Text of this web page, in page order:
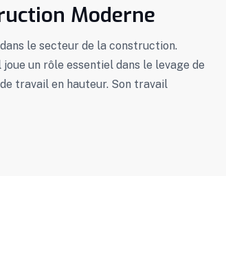
Moderne
le secteur de la construction.
un rôle essentiel dans le levage de
travail en hauteur. Son travail